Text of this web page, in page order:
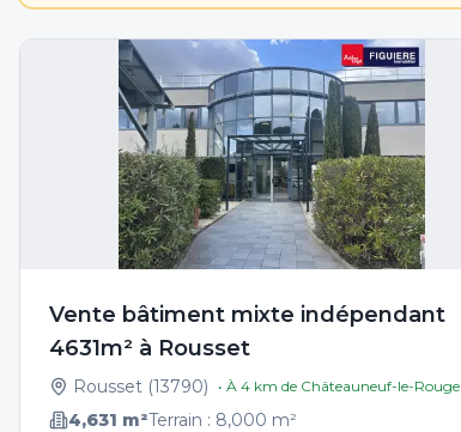
Vente bâtiment mixte indépendant
4631m² à Rousset
Rousset (13790) • À 4 km de Châteauneuf-le-Rouge
4,631 m²Terrain : 8,000 m²